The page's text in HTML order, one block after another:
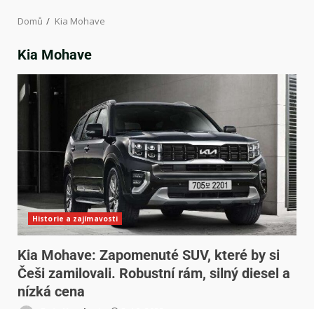
Domů Kia Mohave
Kia Mohave
Historie a zajímavosti
Kia Mohave: Zapomenuté SUV, které by si
Češi zamilovali. Robustní rám, silný diesel a
nízká cena